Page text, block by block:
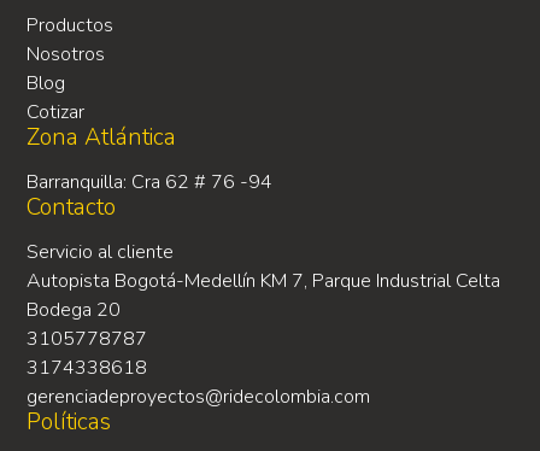
Productos
Nosotros
Blog
Cotizar
Zona Atlántica
Barranquilla: Cra 62 # 76 -94
Contacto
Servicio al cliente
Autopista Bogotá-Medellín KM 7, Parque Industrial Celta
Bodega 20
3105778787
3174338618
gerenciadeproyectos@ridecolombia.com
Políticas